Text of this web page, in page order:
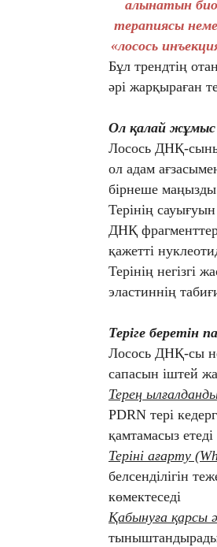
алынатын
терапиясы
«лосось
Бұл трендтің
әрі жарқыраған
Ол қалай жұмыс
Лосось ДНҚ-
ол адам
бірнеше маңызды
Терінің
ДНҚ
қажетті
Терінің негізгі
эластиннің
Теріге беретін
Лосось ДНҚ-сы
сапасын іштей
Терең
PDRN тері
қамтамасыз етеді
Теріні ағарту
белсенділігін
көмектеседі
Қабынуға қарсы